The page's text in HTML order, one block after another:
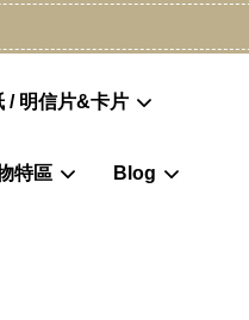
/ 明信片&卡片
特區 Blog